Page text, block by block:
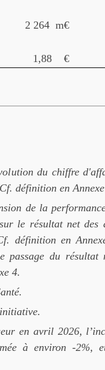
2 264 m€
1,88 €
du chiffre
définition en
de la
le résultat net des
définition en
passage du résultat
4.
en avril 2026,
à environ -2%,